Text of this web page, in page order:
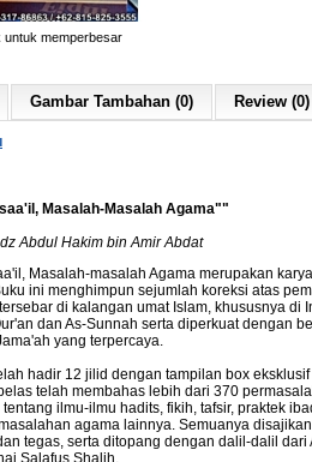
untuk memperbesar
Gambar Tambahan (0) Review (0)
, Masalah-Masalah Agama""
Abdul Hakim bin Amir Abdat
Masalah-masalah Agama merupakan
ini menghimpun sejumlah koreksi atas
di kalangan umat Islam, khususnya di
dan As-Sunnah serta diperkuat dengan
yang terpercaya.
hadir 12 jilid dengan tampilan box
telah membahas lebih dari 370
ilmu-ilmu hadits, fikih, tafsir, praktek
agama lainnya. Semuanya
tegas, serta ditopang dengan dalil-dalil
Salafus Shalih.